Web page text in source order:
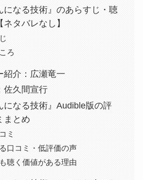
になる技術』のあらすじ・聴
タバレなし】
ろ
紹介：広瀬竜一
佐久間宣行
になる技術』Audible版の評
まとめ
ミ
口コミ・低評価の声
聴く価値がある理由